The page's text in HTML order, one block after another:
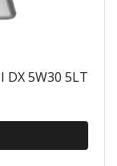
DX 5W30 5LT